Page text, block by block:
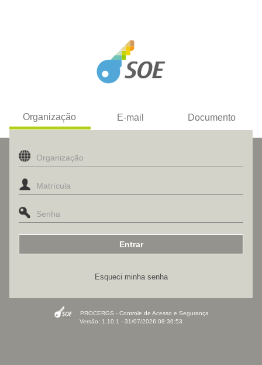
Organização E-mail Documento
Esqueci minha senha
PROCERGS - Controle de Acesso e Segurança
Versão: 1.10.1 - 31/07/2026 08:36:53